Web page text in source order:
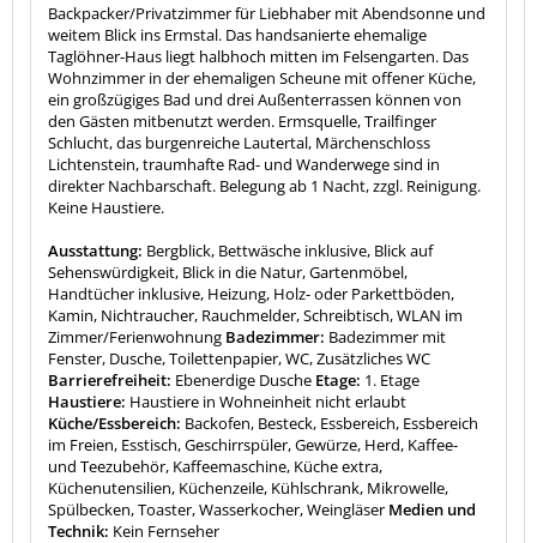
Backpacker/Privatzimmer für Liebhaber mit Abendsonne und
weitem Blick ins Ermstal. Das handsanierte ehemalige
Taglöhner-Haus liegt halbhoch mitten im Felsengarten. Das
Wohnzimmer in der ehemaligen Scheune mit offener Küche,
ein großzügiges Bad und drei Außenterrassen können von
den Gästen mitbenutzt werden. Ermsquelle, Trailfinger
Schlucht, das burgenreiche Lautertal, Märchenschloss
Lichtenstein, traumhafte Rad- und Wanderwege sind in
direkter Nachbarschaft. Belegung ab 1 Nacht, zzgl. Reinigung.
Keine Haustiere.
Ausstattung: Bergblick, Bettwäsche inklusive, Blick auf
Sehenswürdigkeit, Blick in die Natur, Gartenmöbel,
Handtücher inklusive, Heizung, Holz- oder Parkettböden,
Kamin, Nichtraucher, Rauchmelder, Schreibtisch, WLAN im
Zimmer/Ferienwohnung Badezimmer: Badezimmer mit
Fenster, Dusche, Toilettenpapier, WC, Zusätzliches WC
Barrierefreiheit: Ebenerdige Dusche Etage: 1. Etage
Haustiere: Haustiere in Wohneinheit nicht erlaubt
Küche/Essbereich: Backofen, Besteck, Essbereich, Essbereich
im Freien, Esstisch, Geschirrspüler, Gewürze, Herd, Kaffee-
und Teezubehör, Kaffeemaschine, Küche extra,
Küchenutensilien, Küchenzeile, Kühlschrank, Mikrowelle,
Spülbecken, Toaster, Wasserkocher, Weingläser Medien und
Technik: Kein Fernseher